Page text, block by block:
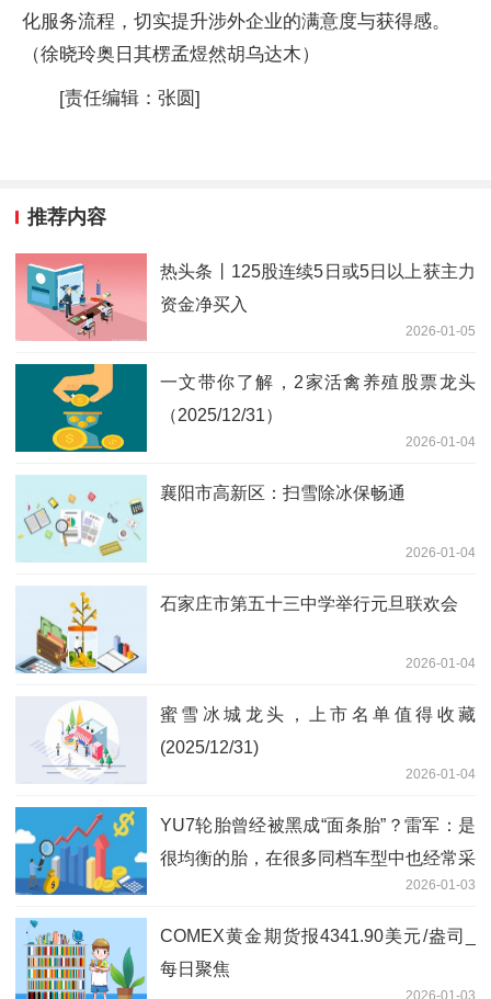
化服务流程，切实提升涉外企业的满意度与获得感。
（徐晓玲奥日其楞孟煜然胡乌达木）
[责任编辑：张圆]
推荐内容
热头条丨125股连续5日或5日以上获主力
资金净买入
2026-01-05
一文带你了解，2家活禽养殖股票龙头
（2025/12/31）
2026-01-04
襄阳市高新区：扫雪除冰保畅通
2026-01-04
石家庄市第五十三中学举行元旦联欢会
2026-01-04
蜜雪冰城龙头，上市名单值得收藏
(2025/12/31)
2026-01-04
YU7轮胎曾经被黑成“面条胎”？雷军：是
很均衡的胎，在很多同档车型中也经常采
2026-01-03
COMEX黄金期货报4341.90美元/盎司_
每日聚焦
2026-01-03